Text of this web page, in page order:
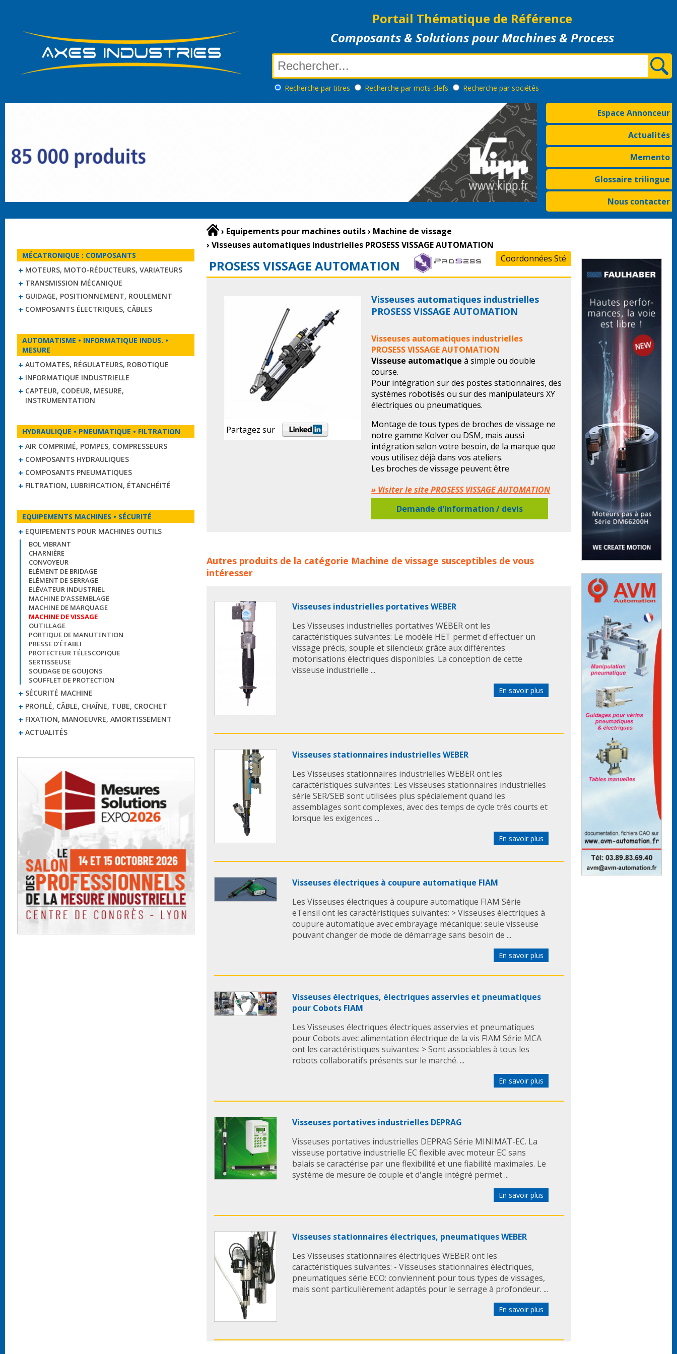
Portail Thématique de Référence
Composants & Solutions pour Machines & Process
Recherche par titres Recherche par mots-clefs Recherche par sociétés
Espace Annonceur
Actualités
Memento
Glossaire trilingue
Nous contacter
MÉCATRONIQUE : COMPOSANTS
MOTEURS, MOTO-RÉDUCTEURS, VARIATEURS
TRANSMISSION MÉCANIQUE
GUIDAGE, POSITIONNEMENT, ROULEMENT
COMPOSANTS ÉLECTRIQUES, CÂBLES
AUTOMATISME • INFORMATIQUE INDUS. •
MESURE
AUTOMATES, RÉGULATEURS, ROBOTIQUE
INFORMATIQUE INDUSTRIELLE
CAPTEUR, CODEUR, MESURE,
INSTRUMENTATION
HYDRAULIQUE • PNEUMATIQUE • FILTRATION
AIR COMPRIMÉ, POMPES, COMPRESSEURS
COMPOSANTS HYDRAULIQUES
COMPOSANTS PNEUMATIQUES
FILTRATION, LUBRIFICATION, ÉTANCHÉITÉ
EQUIPEMENTS MACHINES • SÉCURITÉ
EQUIPEMENTS POUR MACHINES OUTILS
BOL VIBRANT
CHARNIÈRE
CONVOYEUR
ELÉMENT DE BRIDAGE
ELÉMENT DE SERRAGE
ELÉVATEUR INDUSTRIEL
MACHINE D'ASSEMBLAGE
MACHINE DE MARQUAGE
MACHINE DE VISSAGE
OUTILLAGE
PORTIQUE DE MANUTENTION
PRESSE D'ÉTABLI
PROTECTEUR TÉLESCOPIQUE
SERTISSEUSE
SOUDAGE DE GOUJONS
SOUFFLET DE PROTECTION
SÉCURITÉ MACHINE
PROFILÉ, CÂBLE, CHAÎNE, TUBE, CROCHET
FIXATION, MANOEUVRE, AMORTISSEMENT
ACTUALITÉS
› Equipements pour machines outils› Machine de vissage
› Visseuses automatiques industrielles PROSESS VISSAGE AUTOMATION
PROSESS VISSAGE AUTOMATION Coordonnées Sté
Partagez sur
Visseuses automatiques industrielles
PROSESS VISSAGE AUTOMATION
Visseuses automatiques industrielles
PROSESS VISSAGE AUTOMATION
Visseuse automatique à simple ou double
course.
Pour intégration sur des postes stationnaires, des
systèmes robotisés ou sur des manipulateurs XY
électriques ou pneumatiques.
Montage de tous types de broches de vissage ne
notre gamme Kolver ou DSM, mais aussi
intégration selon votre besoin, de la marque que
vous utilisez déjà dans vos ateliers.
Les broches de vissage peuvent être
par courant ou alors par jauge de contrainte.
Application possible sur tous types de vis, vis sans
tête, vis étrier, mais aussi pour les écrous, les
» Visiter le site PROSESS VISSAGE AUTOMATION
Demande d'information / devis
produits :prosess vissage automationvisseuse visseusesvisseuse automatique visseuses
automatiques
Autres produits de la catégorie Machine de vissage susceptibles de vous
intéresser
Visseuses industrielles portatives WEBER
Les Visseuses industrielles portatives WEBER ont les
caractéristiques suivantes: Le modèle HET permet d'effectuer un
vissage précis, souple et silencieux grâce aux différentes
motorisations électriques disponibles. La conception de cette
visseuse industrielle ...
En savoir plus
Visseuses stationnaires industrielles WEBER
Les Visseuses stationnaires industrielles WEBER ont les
caractéristiques suivantes: Les visseuses stationnaires industrielles
série SER/SEB sont utilisées plus spécialement quand les
assemblages sont complexes, avec des temps de cycle très courts et
lorsque les exigences ...
En savoir plus
Visseuses électriques à coupure automatique FIAM
Les Visseuses électriques à coupure automatique FIAM Série
eTensil ont les caractéristiques suivantes: > Visseuses électriques à
coupure automatique avec embrayage mécanique: seule visseuse
pouvant changer de mode de démarrage sans besoin de ...
En savoir plus
Visseuses électriques, électriques asservies et pneumatiques
pour Cobots FIAM
Les Visseuses électriques électriques asservies et pneumatiques
pour Cobots avec alimentation électrique de la vis FIAM Série MCA
ont les caractéristiques suivantes: > Sont associables à tous les
robots collaboratifs présents sur le marché. ...
En savoir plus
Visseuses portatives industrielles DEPRAG
Visseuses portatives industrielles DEPRAG Série MINIMAT-EC. La
visseuse portative industrielle EC flexible avec moteur EC sans
balais se caractérise par une flexibilité et une fiabilité maximales. Le
système de mesure de couple et d'angle intégré permet ...
En savoir plus
Visseuses stationnaires électriques, pneumatiques WEBER
Les Visseuses stationnaires électriques WEBER ont les
caractéristiques suivantes: - Visseuses stationnaires électriques,
pneumatiques série ECO: conviennent pour tous types de vissages,
mais sont particulièrement adaptés pour le serrage à profondeur. ...
En savoir plus